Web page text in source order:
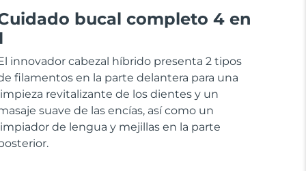
bucal completo 4 en
innovador cabezal híbrido presenta 2 tipos
filamentos en la parte delantera para una
revitalizante de los dientes y un
suave de las encías, así como un
de lengua y mejillas en la parte